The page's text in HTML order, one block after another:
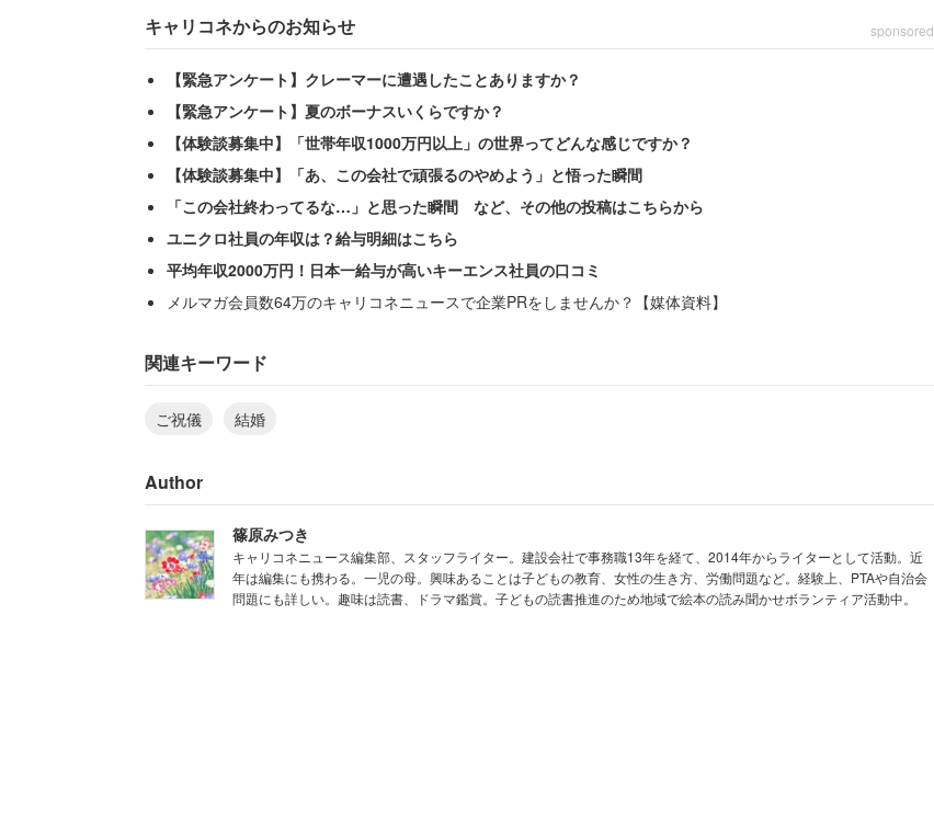
「でも、わたしは式をあげたんです。彼女が着られなかったドレスをまとって、
きちんとした披露宴にご招待するつもりだったのです」 「この場合、出席の返事
をしたのだから、ご祝儀をもらってもいいですよね？もしいただけないならこの
筆者はこれを読んだとき「エッ何この人…」と声が出てしまいました。ご祝儀がもらえない不
満を他人に言うのも恥ずかしい話ですが、「彼女が着られなかったドレスをまとって」とはな
んでしょうか。投稿者の中では、入籍だけした人より披露宴をあげた自分のほうが上で、より
キャリコネからのお知らせ sponsored
【緊急アンケート】クレーマーに遭遇したことありますか？
【緊急アンケート】夏のボーナスいくらですか？
【体験談募集中】「世帯年収1000万円以上」の世界ってどんな感じですか？
【体験談募集中】「あ、この会社で頑張るのやめよう」と悟った瞬間
「この会社終わってるな…」と思った瞬間 など、その他の投稿はこちらから
ユニクロ社員の年収は？給与明細はこちら
平均年収2000万円！日本一給与が高いキーエンス社員の口コミ
メルマガ会員数64万のキャリコネニュースで企業PRをしませんか？【媒体資料】
関連キーワード
ご祝儀 結婚
Author
篠原みつき
キャリコネニュース編集部、スタッフライター。建設会社で事務職13年を経て、2014年からライターとして活動。近
年は編集にも携わる。一児の母。興味あることは子どもの教育、女性の生き方、労働問題など。経験上、PTAや自治会
問題にも詳しい。趣味は読書、ドラマ鑑賞。子どもの読書推進のため地域で絵本の読み聞かせボランティア活動中。